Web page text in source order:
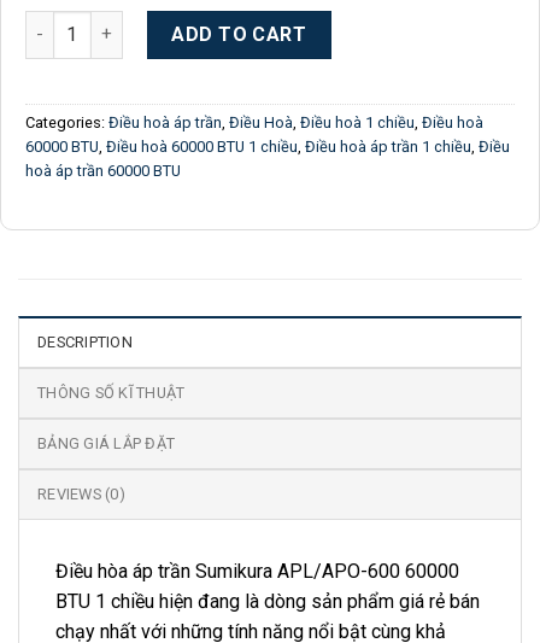
Điều hòa áp trần Sumikura APL/APO-600 | 60000 BTU 1 chiều
ADD TO CART
Categories: Điều hoà áp trần Điều Hoà Điều hoà 1 chiều Điều hoà
60000 BTU Điều hoà 60000 BTU 1 chiều Điều hoà áp trần 1 chiều Điều
hoà áp trần 60000 BTU
DESCRIPTION
THÔNG SỐ KĨ THUẬT
BẢNG GIÁ LẮP ĐẶT
REVIEWS (0)
Điều hòa áp trần Sumikura APL/APO-600 60000
BTU 1 chiều hiện đang là dòng sản phẩm giá rẻ bán
chạy nhất với những tính năng nổi bật cùng khả